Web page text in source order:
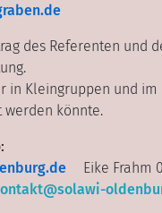
des Referenten und
in Kleingruppen und
könnte.
Eike Frahm